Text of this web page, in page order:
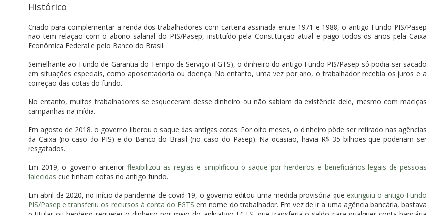
Histórico
Criado para complementar a renda dos trabalhadores com carteira assinada entre 1971 e 1988, o antigo Fundo PIS/Pasep
não tem relação com o abono salarial do PIS/Pasep, instituído pela Constituição atual e pago todos os anos pela Caixa
Econômica Federal e pelo Banco do Brasil.
Semelhante ao Fundo de Garantia do Tempo de Serviço (FGTS), o dinheiro do antigo Fundo PIS/Pasep só podia ser sacado
em situações especiais, como aposentadoria ou doença. No entanto, uma vez por ano, o trabalhador recebia os juros e a
correção das cotas do fundo.
No entanto, muitos trabalhadores se esqueceram desse dinheiro ou não sabiam da existência dele, mesmo com maciças
campanhas na mídia.
Em agosto de 2018, o governo liberou o saque das antigas cotas. Por oito meses, o dinheiro pôde ser retirado nas agências
da Caixa (no caso do PIS) e do Banco do Brasil (no caso do Pasep). Na ocasião, havia R$ 35 bilhões que poderiam ser
resgatados.
Em 2019, o governo anterior flexibilizou as regras e simplificou o saque por herdeiros e beneficiários legais de pessoas
falecidas que tinham cotas no antigo fundo.
Em abril de 2020, no início da pandemia de covid-19, o governo editou uma medida provisória que extinguiu o antigo Fundo
PIS/Pasep e transferiu os recursos à conta do FGTS em nome do trabalhador. Em vez de ir a uma agência bancária, bastava